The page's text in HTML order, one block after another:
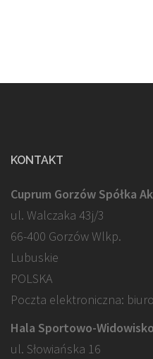
KONTAKT
Cuprum Gorzów Spółka
ul. Walczaka 43j/3
66-400 Gorzów Wlkp.
Lubuskie
POLSKA
Poczta elektroniczna:
Hala Sportowo-
ul. Słowiańska 16